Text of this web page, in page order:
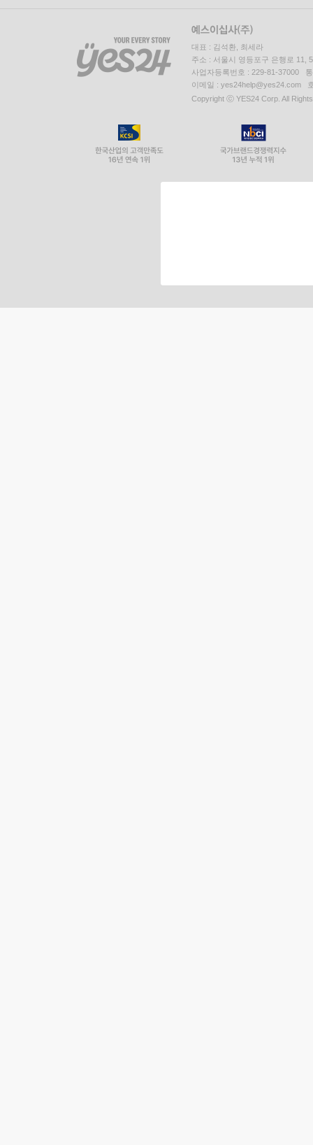
대표 : 김석환, 최세라
주소 : 서울시 영등포구 은행로 11,
사업자등록번호 : 229-81-37000
이메일 : yes24help@yes24.com
Copyright ⓒ YES24 Corp. All